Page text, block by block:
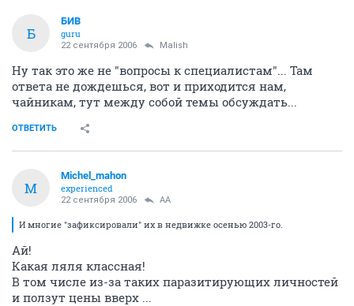
Б
БИВ
guru
22 сентября 2006 Malish
Ну так это же не "вопросы к специалистам"... Там
ответа не дождешься, вот и приходится нам,
чайникам, тут между собой темы обсуждать...
ОТВЕТИТЬ
M
Michel_mahon
experienced
22 сентября 2006 AA
И многие "зафиксировали" их в недвижке осенью 2003-го.
Ай!
Какая ляля классная!
В том числе из-за таких паразитирующих личностей
и ползут цены вверх ...